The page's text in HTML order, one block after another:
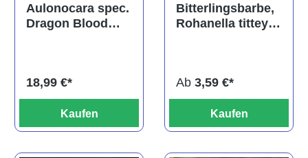
Aulonocara spec.
Dragon Blood
18,99 €*
Kaufen
Bitterlingsbarbe,
Rohanella titteya,
Ab 3,59 €*
Kaufen